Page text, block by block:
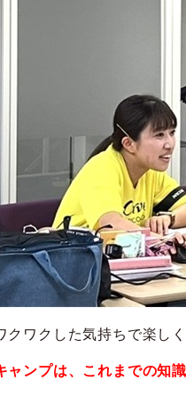
クワクした気持ちで楽し
ャンプは、これまでの知